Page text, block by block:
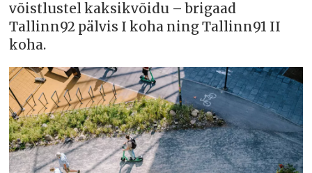
võistlustel kaksikvõidu – brigaad
Tallinn92 pälvis I koha ning Tallinn91 II
koha.